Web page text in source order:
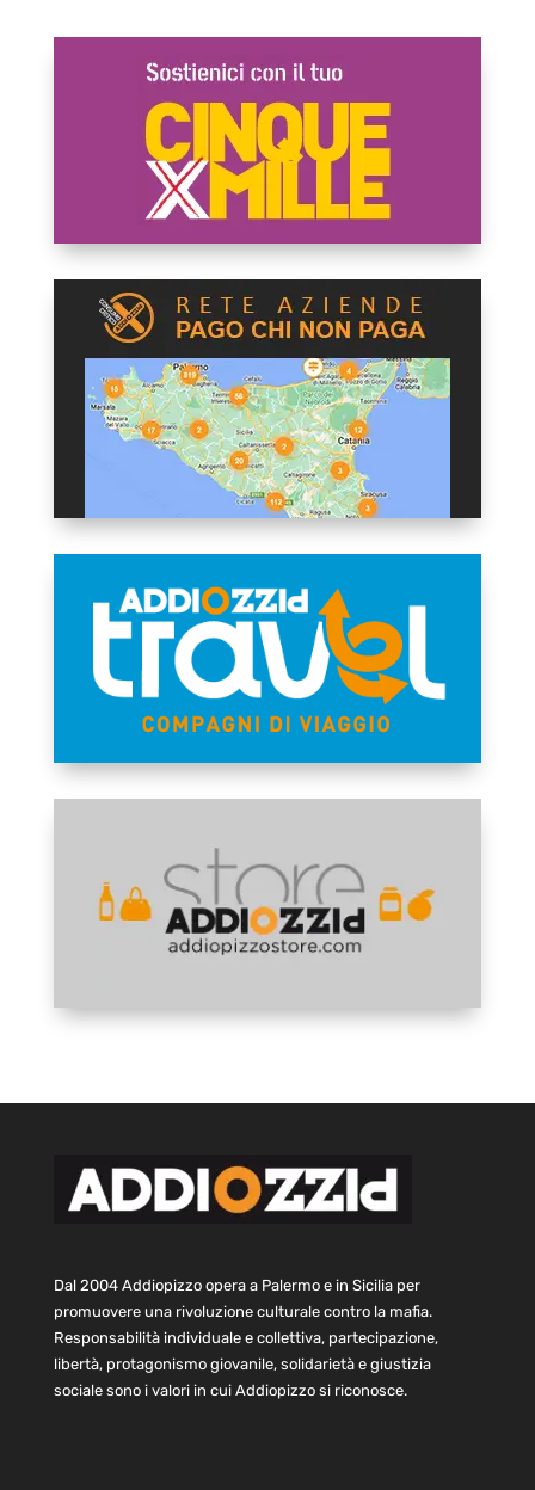
Dal 2004 Addiopizzo opera a Palermo e in Sicilia per
promuovere una rivoluzione culturale contro la mafia.
Responsabilità individuale e collettiva, partecipazione,
libertà, protagonismo giovanile, solidarietà e giustizia
sociale sono i valori in cui Addiopizzo si riconosce.